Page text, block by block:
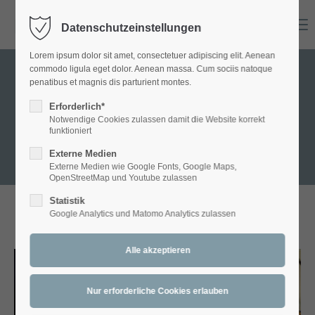
Login
Benutzername
Passwort
Anmelden
Support
Lorem ipsum dolor sit amet:
GALLERY - Andi
ANDI:Diverses
Band SAMT - (c) Joe Vigerl
Datenschutzeinstellungen
Lorem ipsum dolor sit amet, consectetuer adipiscing elit. Aenean
commodo ligula eget dolor. Aenean massa. Cum sociis natoque
penatibus et magnis dis parturient montes.
Erforderlich*
Notwendige Cookies zulassen damit die Website korrekt
funktioniert
Externe Medien
Externe Medien wie Google Fonts, Google Maps,
OpenStreetMap und Youtube zulassen
Statistik
Google Analytics und Matomo Analytics zulassen